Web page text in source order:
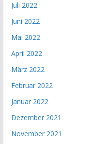
Juli 2022
Juni 2022
Mai 2022
April 2022
März 2022
Februar 2022
Januar 2022
Dezember 2021
November 2021